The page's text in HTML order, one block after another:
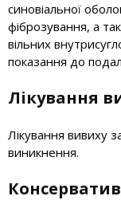
синовіальної
фіброзування, а
вільних
показання до
Лікування
Лікування вивиху
виникнення.